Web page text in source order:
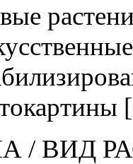
/ ВИД